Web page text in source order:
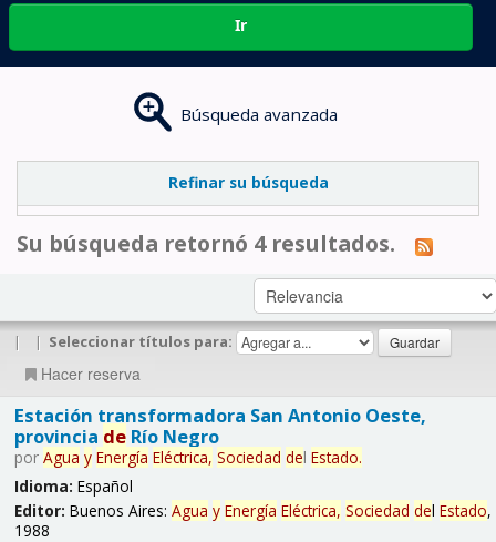
Ir
Búsqueda avanzada
Refinar su búsqueda
Su búsqueda retornó 4 resultados.
| | Seleccionar títulos para:
Hacer reserva
Estación transformadora San Antonio Oeste,
provincia deRío Negro
por Agua y Energía Eléctrica, Sociedad del Estado.
Idioma: Español
Editor: Buenos Aires: Agua y Energía Eléctrica, Sociedad del Estado,
1988